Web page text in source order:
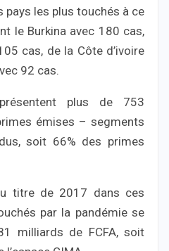
pays les plus touchés à ce
le Burkina avec 180 cas,
cas, de la Côte d’ivoire
92 cas.
plus de 753
émises – segments
soit 66% des primes
titre de 2017 dans ces
par la pandémie se
milliards de FCFA, soit